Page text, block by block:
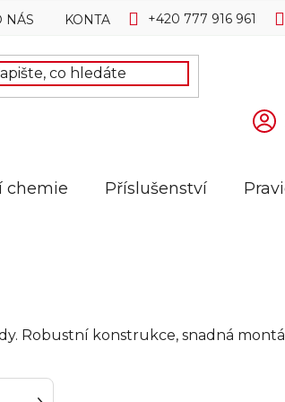
NÁS KONTAKTY +420 777 916 961
chemie Příslušenství
Robustní konstrukce, snadná